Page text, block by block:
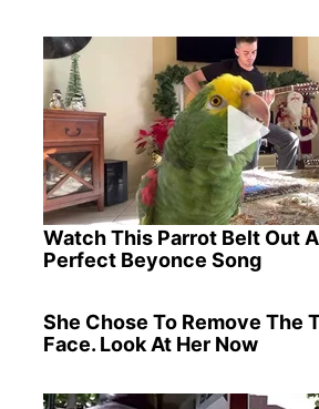
Watch This Parrot Belt Out
Perfect Beyonce Song
She Chose To Remove The
Face. Look At Her Now